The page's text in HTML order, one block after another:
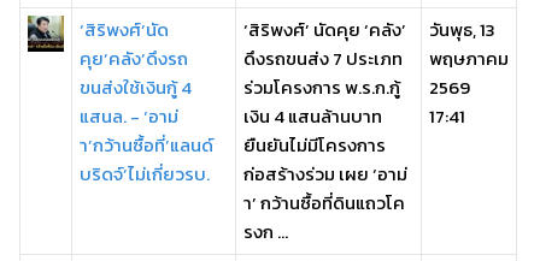
‘สิริพงศ์’นัด
คุย’คลัง’ดึงรถ
ขนส่งใช้เงินกู้ 4
แสนล. - ‘อาม่
า’กว้านซื้อที่’แลนด์
บริดจ์’ไม่เกี่ยวรบ.
‘สิริพงศ์’ นัดคุย ‘คลัง’
ดึงรถขนส่ง 7 ประเภท
ร่วมโครงการ พ.ร.ก.กู้
เงิน 4 แสนล้านบาท
ยืนยันไม่มีโครงการ
ก่อสร้างร่วม เผย ‘อาม่
า’ กว้านซื้อที่ดินแถวโค
รงก ...
วันพุธ, 13
พฤษภาคม
2569
17:41